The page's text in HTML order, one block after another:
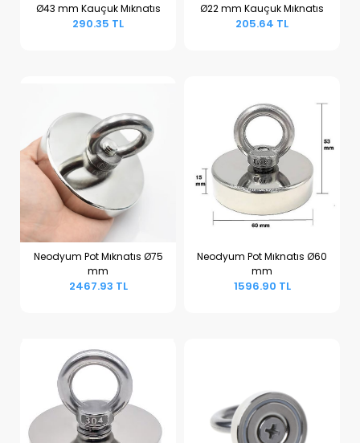
Sepete Ekle
Ø43 mm Kauçuk Mıknatıs
290.35 TL Sepete Ekle
Ø22 mm Kauçuk Mıknatıs
205.64 TL
Sepete Ekle
Neodyum Pot Mıknatıs Ø75
mm
2467.93 TL
Sepete Ekle
Neodyum Pot Mıknatıs Ø60
mm
1596.90 TL